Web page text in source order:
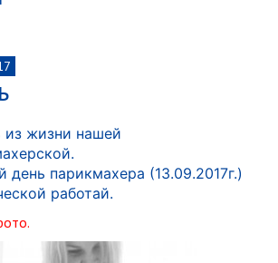
из жизни нашей
день парикмахера (13.09.2017г.)
работай.